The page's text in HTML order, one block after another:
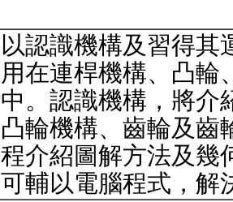
以認識機構及習得其
用在連桿機構、凸輪
中。認識機構，將介
凸輪機構、齒輪及齒
程介紹圖解方法及幾
可輔以電腦程式，